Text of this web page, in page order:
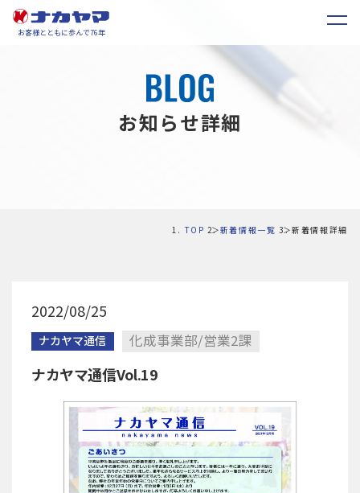
お客様とともに歩んで76年
お知らせ詳細
TOP 新着情報一覧 新着情報詳細
2022/08/25
ナカヤマ通信 化成事業部/営業2課
ナカヤマ通信Vol.19